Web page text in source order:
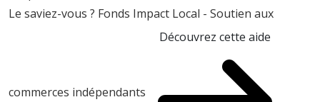
Le saviez-vous ? Fonds Impact Local - Soutien aux
commerces indépendants
Découvrez cette aide